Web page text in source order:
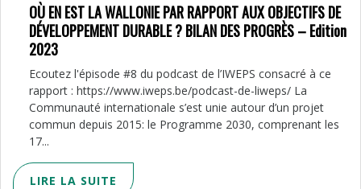
OÙ EN EST LA WALLONIE PAR RAPPORT AUX OBJECTIFS DE
DÉVELOPPEMENT DURABLE ? BILAN DES PROGRÈS – Edition
2023
Ecoutez l'épisode #8 du podcast de l’IWEPS consacré à ce
rapport : https://www.iweps.be/podcast-de-liweps/ La
Communauté internationale s’est unie autour d’un projet
commun depuis 2015: le Programme 2030, comprenant les
17...
LIRE LA SUITE